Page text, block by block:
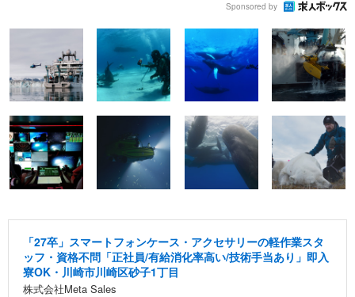
Sponsored by
「27卒」スマートフォンケース・アクセサリーの軽作業スタ
ッフ・資格不問「正社員/有給消化率高い/技術手当あり」即入
寮OK・川崎市川崎区砂子1丁目
株式会社Meta Sales